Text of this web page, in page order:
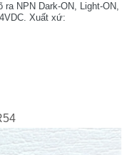
ra NPN Dark-ON, Light-ON,
Xuất xứ: